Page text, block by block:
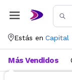
Estás en Capital
Más Vendidos